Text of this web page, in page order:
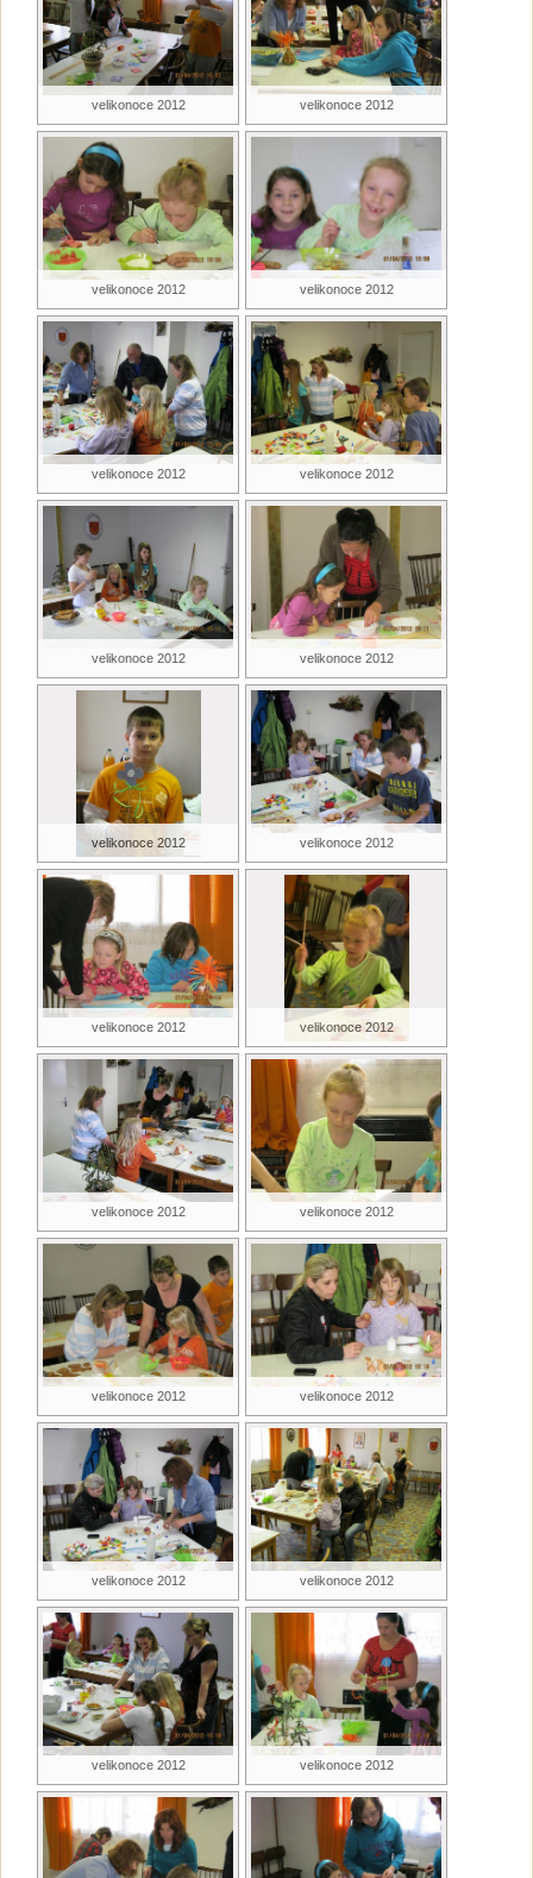
velikonoce 2012 velikonoce 2012
velikonoce 2012 velikonoce 2012
velikonoce 2012 velikonoce 2012
velikonoce 2012 velikonoce 2012
velikonoce 2012 velikonoce 2012
velikonoce 2012 velikonoce 2012
velikonoce 2012 velikonoce 2012
velikonoce 2012 velikonoce 2012
velikonoce 2012 velikonoce 2012
velikonoce 2012 velikonoce 2012